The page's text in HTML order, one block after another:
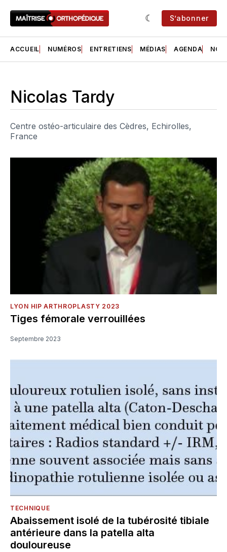
S’abonner
ACCUEIL NUMÉROS ENTRETIENS MÉDIAS AGENDA NOS
Nicolas Tardy
Centre ostéo-articulaire des Cèdres, Echirolles,
France
LYON HIP ARTHROPLASTY 2023
Tiges fémorale verrouillées
Septembre 2023
TECHNIQUE
Abaissement isolé de la tubérosité tibiale
antérieure dans la patella alta
douloureuse